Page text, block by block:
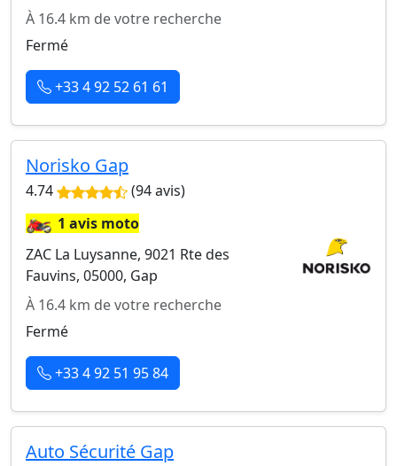
À 16.4 km de votre recherche
Fermé
+33 4 92 52 61 61
Norisko Gap
4.74 (94 avis)
🏍️1 avis moto
ZAC La Luysanne, 9021 Rte des
Fauvins, 05000, Gap
À 16.4 km de votre recherche
Fermé
+33 4 92 51 95 84
Auto Sécurité Gap